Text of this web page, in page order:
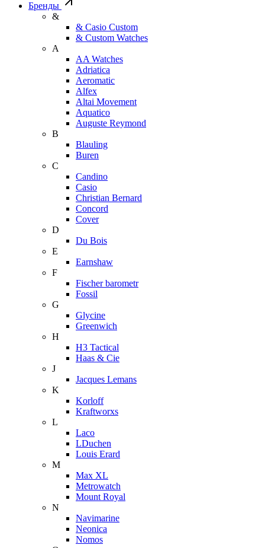
Бренды
&
& Casio Custom
& Custom Watches
A
AA Watches
Adriatica
Aeromatic
Alfex
Altai Movement
Aquatico
Auguste Reymond
B
Blauling
Buren
C
Candino
Casio
Christian Bernard
Concord
Cover
D
Du Bois
E
Earnshaw
F
Fischer barometr
Fossil
G
Glycine
Greenwich
H
H3 Tactical
Haas & Cie
J
Jacques Lemans
K
Korloff
Kraftworxs
L
Laco
LDuchen
Louis Erard
M
Max XL
Metrowatch
Mount Royal
N
Navimarine
Neonica
Nomos